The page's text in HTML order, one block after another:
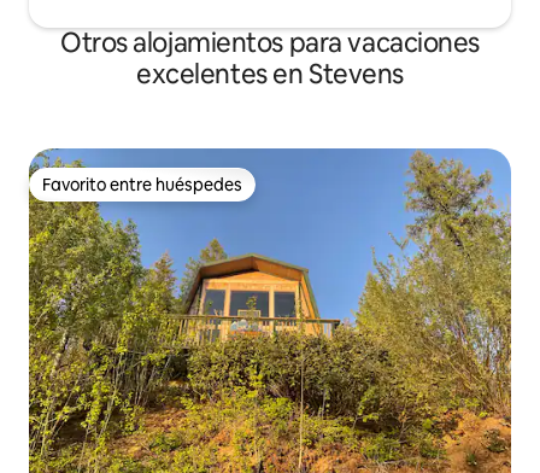
Otros alojamientos para vacaciones
excelentes en Stevens
Favorito entre huéspedes
Favorito entre huéspedes